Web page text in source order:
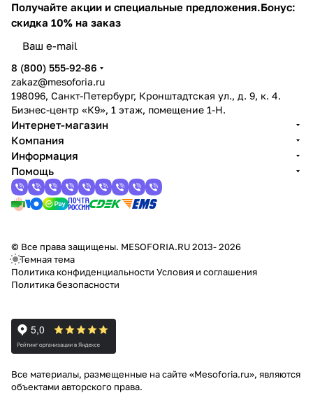
Получайте акции и специальные предложения.Бонус:
скидка 10% на заказ
8 (800) 555-92-86
zakaz@mesoforia.ru
198096, Санкт-Петербург, Кронштадтская ул., д. 9, к. 4.
Бизнес-центр «К9», 1 этаж, помещение 1-Н.
Интернет-магазин
Компания
Информация
Помощь
© Все права защищены. MESOFORIA.RU 2013- 2026
Темная тема
Политика конфиденциальности Условия и соглашения
Политика безопасности
Все материалы, размещенные на сайте «Mesoforia.ru», являются
объектами авторского права.